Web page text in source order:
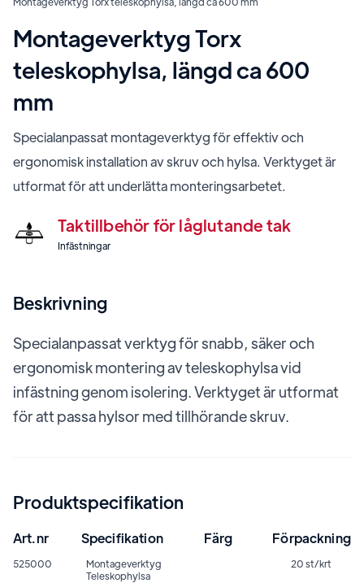
Montageverktyg Torx
teleskophylsa, längd ca 600
mm
Specialanpassat montageverktyg för effektiv och
ergonomisk installation av skruv och hylsa. Verktyget är
utformat för att underlätta monteringsarbetet.
Taktillbehör för låglutande tak
Infästningar
Beskrivning
Specialanpassat verktyg för snabb, säker och
ergonomisk montering av teleskophylsa vid
infästning genom isolering. Verktyget är utformat
för att passa hylsor med tillhörande skruv.
Produktspecifikation
Art.nr Specifikation Färg Förpackning
525000
Montageverktyg
Teleskophylsa
20 st/krt